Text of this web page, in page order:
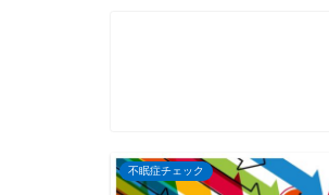
不眠症チェック